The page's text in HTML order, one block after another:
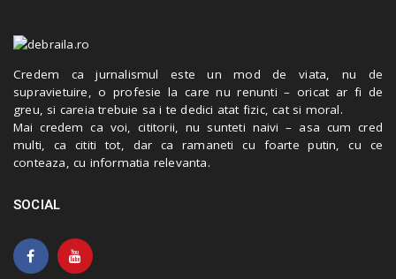
Credem ca jurnalismul este un mod de viata, nu de
supravietuire, o profesie la care nu renunti – oricat ar fi de
greu, si careia trebuie sa i te dedici atat fizic, cat si moral.
Mai credem ca voi, cititorii, nu sunteti naivi – asa cum cred
multi, ca cititi tot, dar ca ramaneti cu foarte putin, cu ce
conteaza, cu informatia relevanta.
SOCIAL